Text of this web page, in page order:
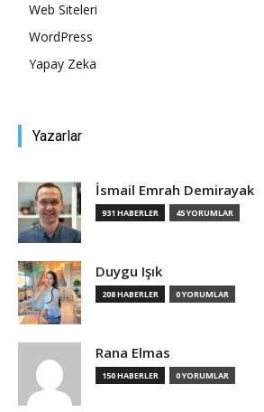
Web Siteleri
WordPress
Yapay Zeka
Yazarlar
İsmail Emrah Demirayak
931 HABERLER 45 YORUMLAR
Duygu Işık
208 HABERLER 0 YORUMLAR
Rana Elmas
150 HABERLER 0 YORUMLAR